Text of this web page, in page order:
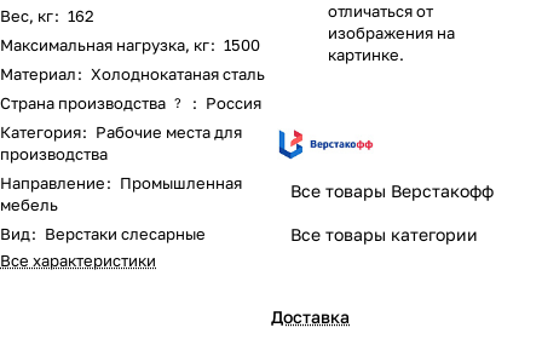
Вес, кг: 162
Максимальная нагрузка, кг: 1500
Материал: Холоднокатаная сталь
Страна производства ? : Россия
Категория: Рабочие места для
производства
Направление: Промышленная
мебель
Вид: Верстаки слесарные
Все характеристики
отличаться от
изображения на
картинке.
Все товары Верстакофф
Все товары категории
Доставка